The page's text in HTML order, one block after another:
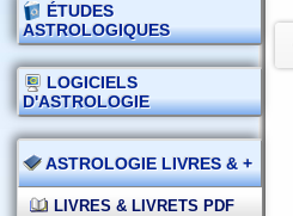
ÉTUDES
ASTROLOGIQUES
LOGICIELS
D'ASTROLOGIE
ASTROLOGIE LIVRES & +
LIVRES & LIVRETS PDF